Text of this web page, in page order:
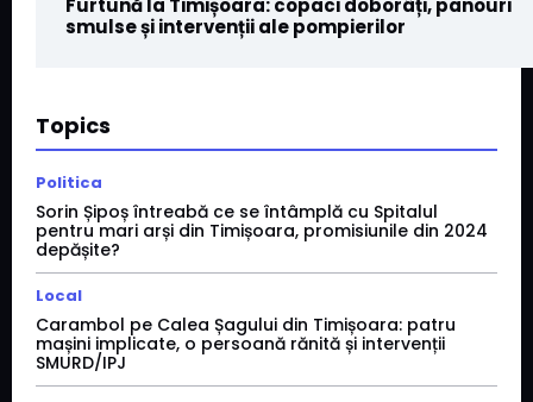
Furtună la Timișoara: copaci doborâți, panouri
smulse și intervenții ale pompierilor
Topics
Politica
Sorin Șipoș întreabă ce se întâmplă cu Spitalul
pentru mari arși din Timișoara, promisiunile din 2024
depășite?
Local
Carambol pe Calea Șagului din Timișoara: patru
mașini implicate, o persoană rănită și intervenții
SMURD/IPJ